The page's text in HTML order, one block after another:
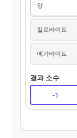
양
킬로바이트
메가바이트
결과 소수
-1